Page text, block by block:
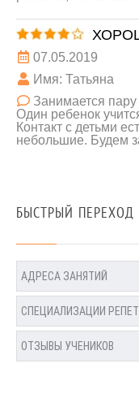
07.05.2019
Имя: Татьяна
Занимается пару
Один ребенок
Контакт с детьми
небольшие. Будем
БЫСТРЫЙ ПЕРЕХОД
АДРЕСА ЗАНЯТИЙ
СПЕЦИАЛИЗАЦИИ
ОТЗЫВЫ УЧЕНИКОВ